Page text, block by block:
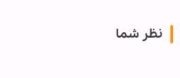
نظر شما